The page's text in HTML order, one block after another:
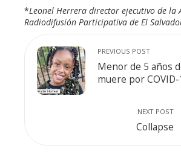
*Leonel Herrera director ejecutivo de la
Radiodifusión Participativa de El
PREVIOUS POST
Menor de 5 años
muere por COVID-
NEXT POST
Collapse